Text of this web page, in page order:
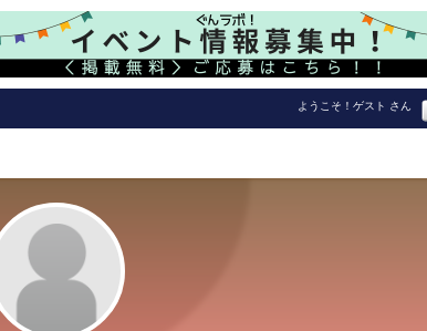
ようこそ！ ゲスト さん